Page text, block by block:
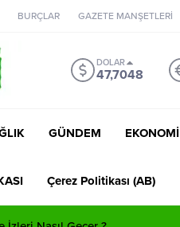
BURÇLAR GAZETE MANŞETLERİ
DOLAR
47,7048
GÜNDEM EKONOMİ
Çerez Politikası (AB)